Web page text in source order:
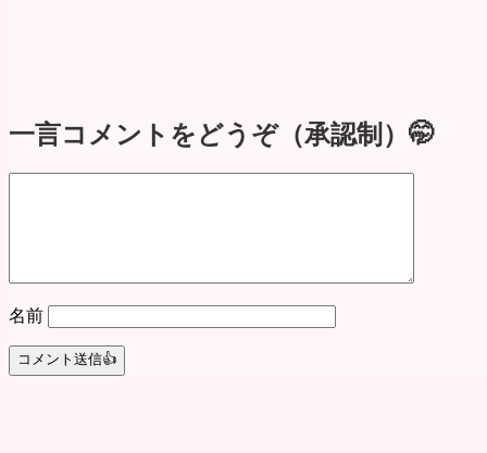
一言コメントをどうぞ（承認制）🤭
名前